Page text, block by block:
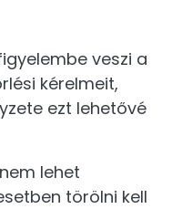
veszi a
kérelmeit,
ezt lehetővé
lehet
törölni kell